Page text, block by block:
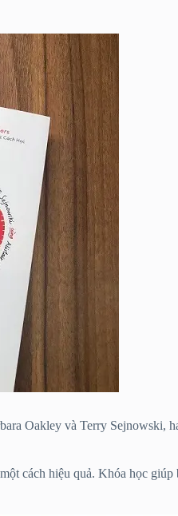
Oakley và Terry Sejnowski,
cách hiệu quả. Khóa học giúp